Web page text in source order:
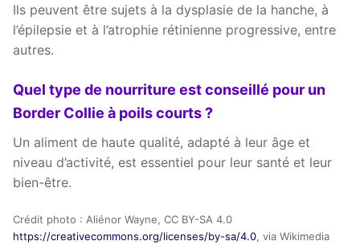
Ils peuvent être sujets à la dysplasie de la hanche, à
l’épilepsie et à l’atrophie rétinienne progressive, entre
autres.
Quel type de nourriture est conseillé pour un
Border Collie à poils courts ?
Un aliment de haute qualité, adapté à leur âge et
niveau d’activité, est essentiel pour leur santé et leur
bien-être.
Crédit photo : Aliénor Wayne, CC BY-SA 4.0
https://creativecommons.org/licenses/by-sa/4.0, via Wikimedia